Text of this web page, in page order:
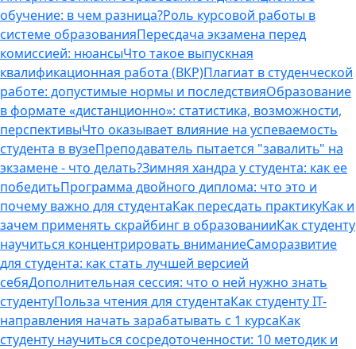
обучение: в чем разница?Роль курсовой работы в
системе образованияПересдача экзамена перед
комиссией: нюансыЧто такое выпускная
квалификационная работа (ВКР)Плагиат в студенческой
работе: допустимые нормы и последствияОбразование
в формате «дистанционно»: статистика, возможности,
перспективыЧто оказывает влияние на успеваемость
студента в вузеПреподаватель пытается "завалить" на
экзамене - что делать?Зимняя хандра у студента: как ее
победитьПрограмма двойного диплома: что это и
почему важно для студентаКак пересдать практикуКак и
зачем применять скрайбинг в образованииКак студенту
научиться концентрировать вниманиеСаморазвитие
для студента: как стать лучшей версией
себяДополнительная сессия: что о ней нужно знать
студентуПольза чтения для студентаКак студенту IT-
направления начать зарабатывать с 1 курсаКак
студенту научиться сосредоточенности: 10 методик и